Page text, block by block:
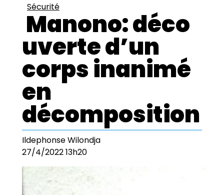
Sécurité
Manono: déco
uverte d’un
corps inanimé
en
décomposition
Ildephonse Wilondja
27/4/2022 13h20